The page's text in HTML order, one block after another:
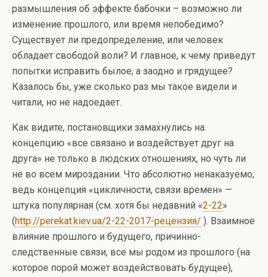
размышления об эффекте бабочки – возможно ли
изменение прошлого, или время непобедимо?
Существует ли предопределение, или человек
обладает свободой воли? И главное, к чему приведут
попытки исправить былое, а заодно и грядущее?
Казалось бы, уже сколько раз мы такое видели и
читали, но не надоедает.
Как видите, постановщики замахнулись на
концепцию «все связано и воздействует друг на
друга» не только в людских отношениях, но чуть ли
не во всем мироздании. Что абсолютно ненаказуемо,
ведь концепция «цикличности, связи времен» —
штука популярная (см. хотя бы недавний «2-22»
(http://perekat.kiev.ua/2-22-2017-рецензия/ ). Взаимное
влияние прошлого и будущего, причинно-
следственные связи, все мы родом из прошлого (на
которое порой может воздействовать будущее),